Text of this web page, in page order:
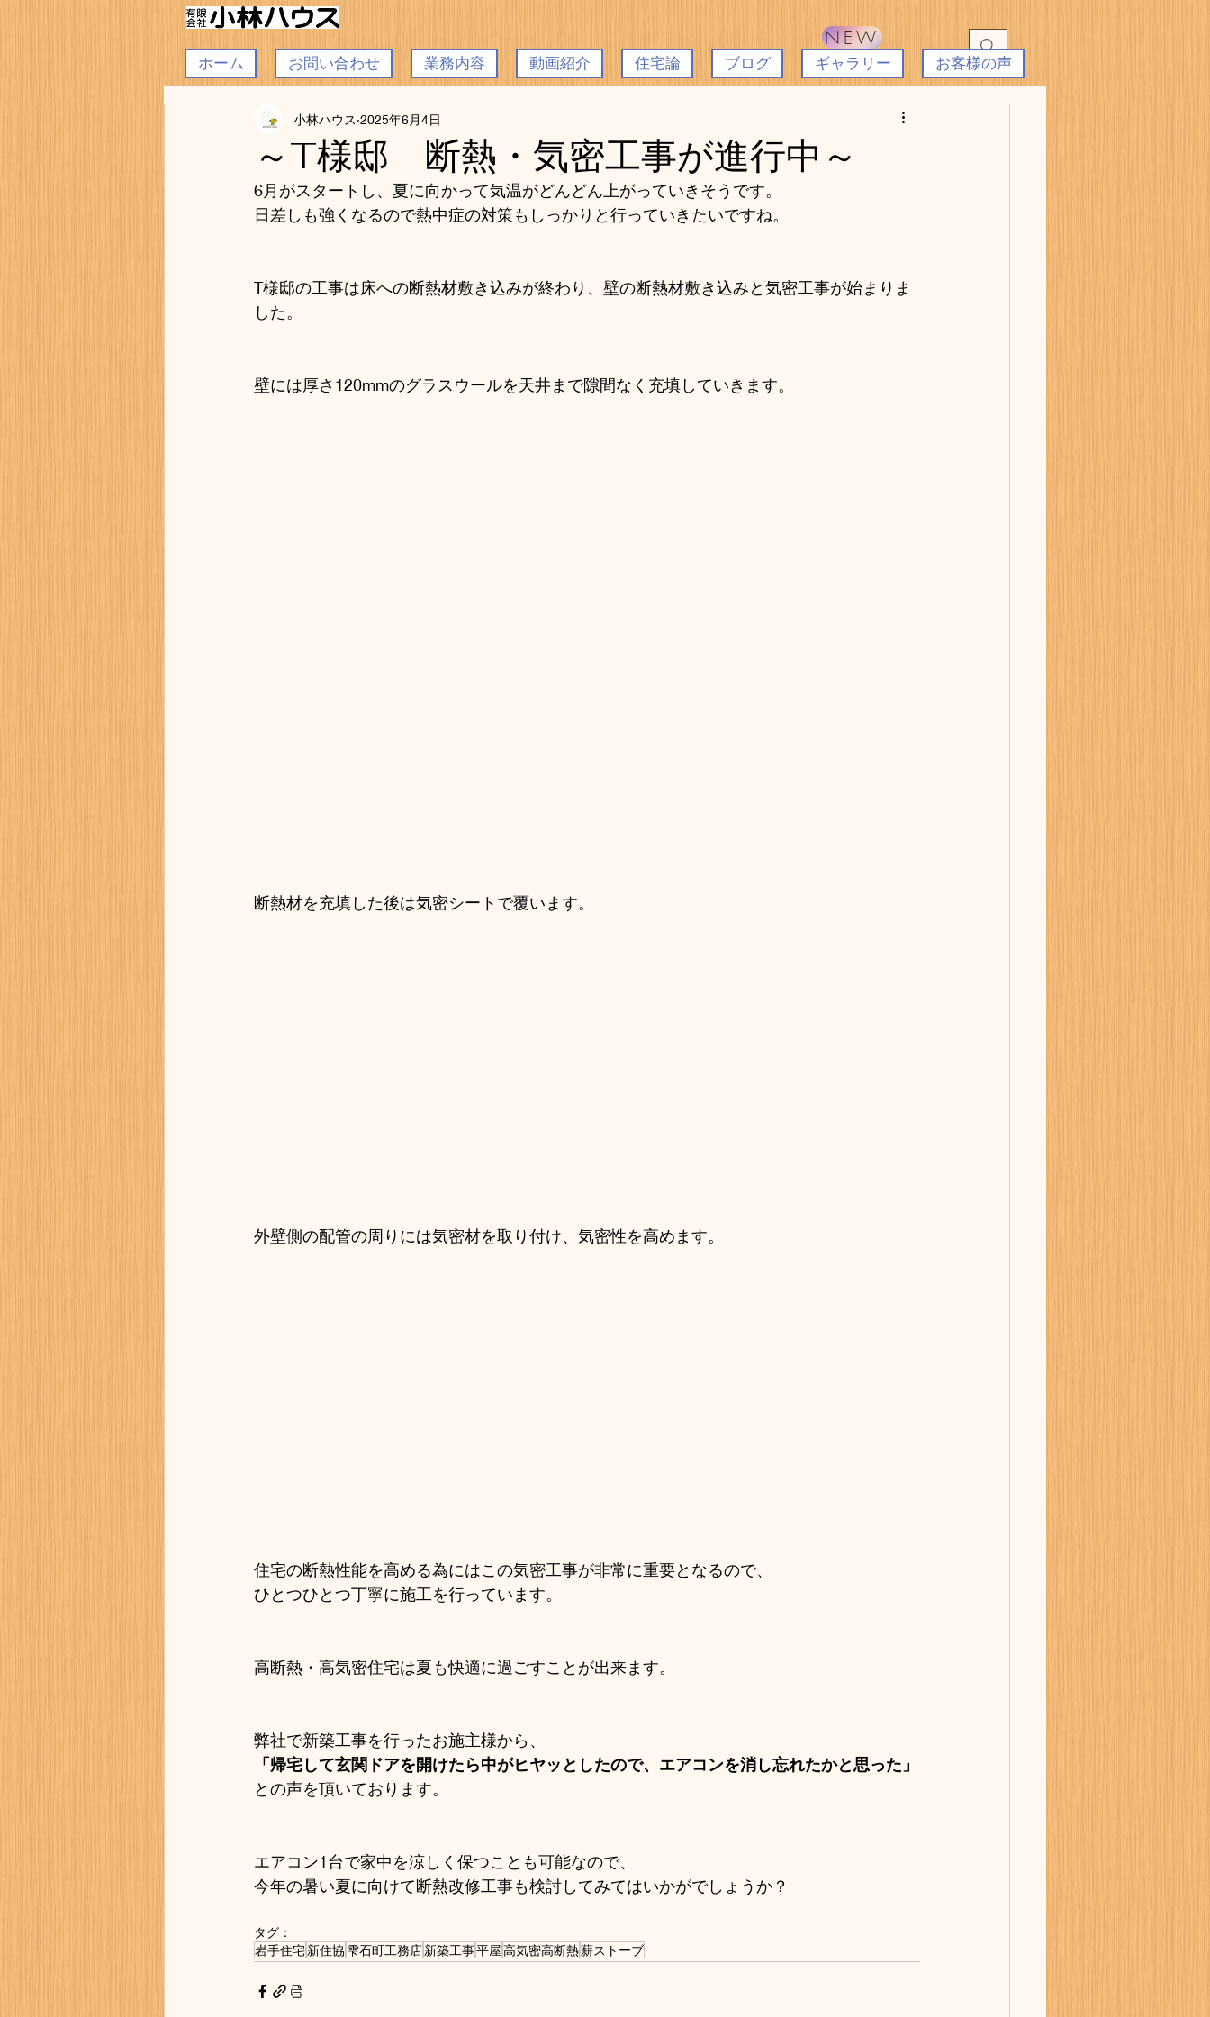
NEW
ホーム お問い合わせ 業務内容 動画紹介 住宅論 ブログ ギャラリー お客様の声
～T様邸 断熱・気密工事が進行中～
小林ハウス 2025年6月4日
6月がスタートし、夏に向かって気温がどんどん上がっていきそうです。
日差しも強くなるので熱中症の対策もしっかりと行っていきたいですね。
T様邸の工事は床への断熱材敷き込みが終わり、壁の断熱材敷き込みと気密工事が始まりま
した。
壁には厚さ120mmのグラスウールを天井まで隙間なく充填していきます。
断熱材を充填した後は気密シートで覆います。
外壁側の配管の周りには気密材を取り付け、気密性を高めます。
住宅の断熱性能を高める為にはこの気密工事が非常に重要となるので、
ひとつひとつ丁寧に施工を行っています。
高断熱・高気密住宅は夏も快適に過ごすことが出来ます。
弊社で新築工事を行ったお施主様から、
「帰宅して玄関ドアを開けたら中がヒヤッとしたので、エアコンを消し忘れたかと思った」
との声を頂いております。
エアコン1台で家中を涼しく保つことも可能なので、
今年の暑い夏に向けて断熱改修工事も検討してみてはいかがでしょうか？
タグ：
岩手住宅新住協 雫石町工務店新築工事平屋高気密高断熱薪ストーブ